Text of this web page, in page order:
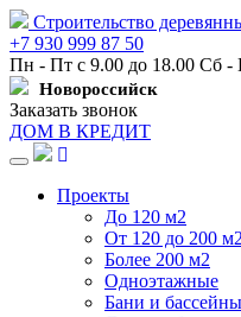
Строительство
+7 930 999 87 50
Пн - Пт с 9.00 до 18.00 Сб -
Новороссийск
Заказать звонок
ДОМ В КРЕДИТ
Навигация
Проекты
До 120 м2
От 120 до 200 м2
Более 200 м2
Одноэтажные
Бани и бассейны